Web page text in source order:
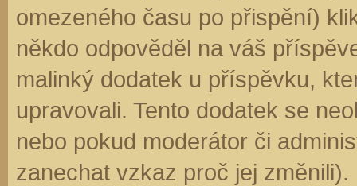
omezeného času po přispění)
někdo odpověděl na váš
malinký dodatek u příspěvku,
upravovali. Tento dodatek se
nebo pokud moderátor či
zanechat vzkaz proč jej